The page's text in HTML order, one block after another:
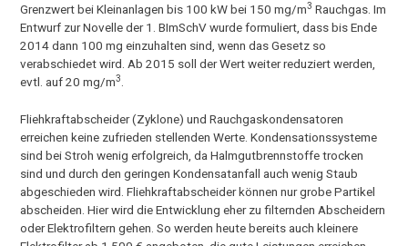
Grenzwert bei Kleinanlagen bis 100 kW bei 150 mg/m3 Rauchgas. Im
Entwurf zur Novelle der 1. BImSchV wurde formuliert, dass bis Ende
2014 dann 100 mg einzuhalten sind, wenn das Gesetz so
verabschiedet wird. Ab 2015 soll der Wert weiter reduziert werden,
evtl. auf 20 mg/m3.
Fliehkraftabscheider (Zyklone) und Rauchgaskondensatoren
erreichen keine zufrieden stellenden Werte. Kondensationssysteme
sind bei Stroh wenig erfolgreich, da Halmgutbrennstoffe trocken
sind und durch den geringen Kondensatanfall auch wenig Staub
abgeschieden wird. Fliehkraftabscheider können nur grobe Partikel
abscheiden. Hier wird die Entwicklung eher zu filternden Abscheidern
oder Elektrofiltern gehen. So werden heute bereits auch kleinere